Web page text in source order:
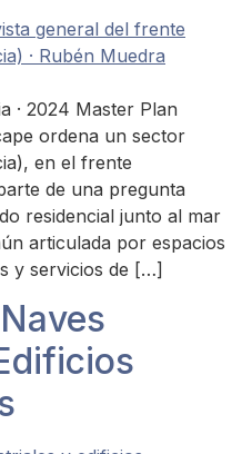
· 2024 Master Plan
ordena un sector
en el frente
de una pregunta
residencial junto al mar
articulada por espacios
y servicios de […]